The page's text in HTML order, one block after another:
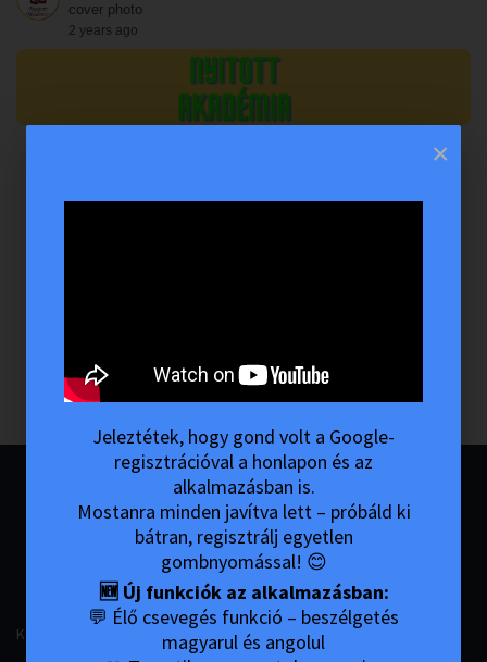
cover photo
2 years ago
ANONIM
ALKOHOLISTÁK
Könyvek (hun)
ANONIM
DROGFÜGGŐK
12 Lépés 12 Hagyomány
×
Jeleztétek, hogy gond volt a Google-
regisztrációval a honlapon és az
alkalmazásban is.
Mostanra minden javítva lett – próbáld ki
bátran, regisztrálj egyetlen
gombnyomással! 😊
🆕 Új funkciók az alkalmazásban:
💬 Élő csevegés funkció – beszélgetés
magyarul és angolul